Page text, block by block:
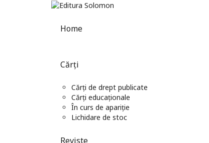
Home
Cărți
Cărți de drept publicate
Cărți educaționale
În curs de apariție
Lichidare de stoc
Reviste